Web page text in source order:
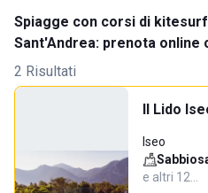
Spiagge con corsi di
Sant'Andrea: prenota
2 Risultati
Il Lido
Iseo
e altri 12…